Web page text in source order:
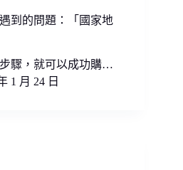
到的問題：「國家地
驟，就可以成功購…
1 月 24 日